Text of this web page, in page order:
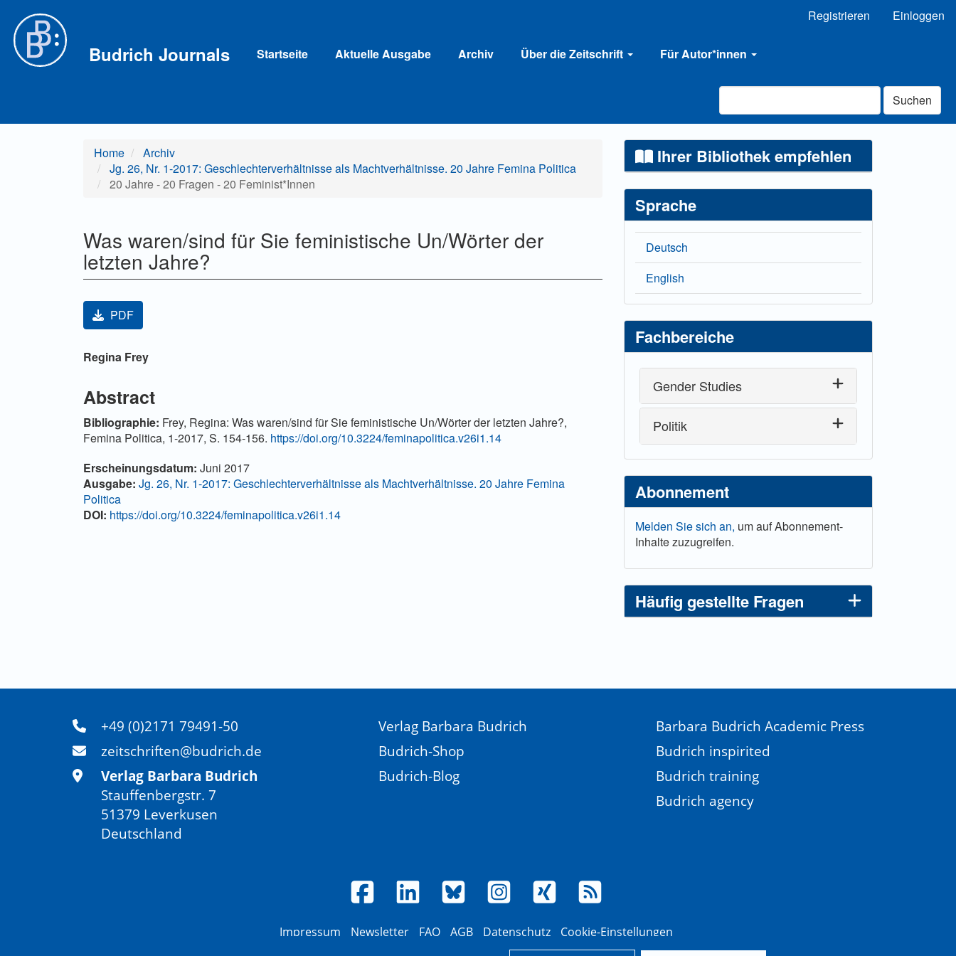
Hauptinhalt
Sidebar
Registrieren Einloggen
Budrich Journals Startseite Aktuelle Ausgabe Archiv Über die Zeitschrift Für Autor*innen
Suchen
Home
Archiv
Jg. 26, Nr. 1-2017: Geschlechterverhältnisse als Machtverhältnisse. 20 Jahre Femina Politica
20 Jahre - 20 Fragen - 20 Feminist*Innen
Was waren/sind für Sie feministische Un/Wörter der
letzten Jahre?
Artikel-Sidebar
PDF
Hauptsächlicher Artikelinhalt
Regina Frey
Abstract
Bibliographie: Frey, Regina: Was waren/sind für Sie feministische Un/Wörter der letzten Jahre?,
Femina Politica, 1-2017, S. 154-156. https://doi.org/10.3224/feminapolitica.v26i1.14
Artikel-Details
Erscheinungsdatum: Juni 2017
Ausgabe: Jg. 26, Nr. 1-2017: Geschlechterverhältnisse als Machtverhältnisse. 20 Jahre Femina
Politica
DOI: https://doi.org/10.3224/feminapolitica.v26i1.14
Ihrer Bibliothek empfehlen
Sprache
Deutsch
English
Fachbereiche
Gender Studies
Politik
Abonnement
Melden Sie sich an, um auf Abonnement-
Inhalte zuzugreifen.
Häufig gestellte Fragen
+49 (0)2171 79491-50
zeitschriften@budrich.de
Verlag Barbara Budrich
Stauffenbergstr. 7
51379 Leverkusen
Deutschland
Verlag Barbara Budrich
Budrich-Shop
Budrich-Blog
Barbara Budrich Academic Press
Budrich inspirited
Budrich training
Budrich agency
Impressum Newsletter FAQ AGB Datenschutz Cookie-Einstellungen